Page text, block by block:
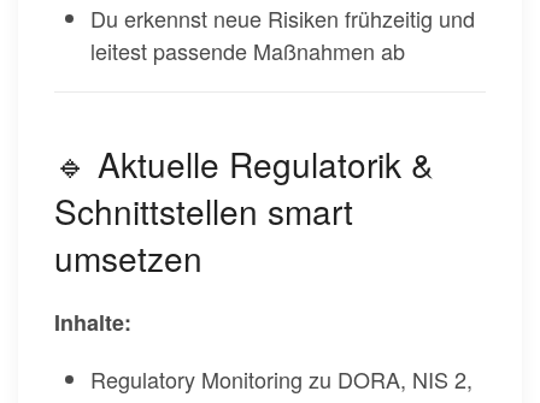
Du erkennst neue Risiken frühzeitig und
leitest passende Maßnahmen ab
🔹 Aktuelle Regulatorik &
Schnittstellen smart
umsetzen
Inhalte:
Regulatory Monitoring zu DORA, NIS 2,